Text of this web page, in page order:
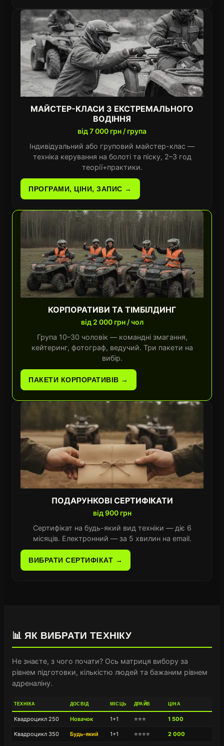
МАЙСТЕР-КЛАСИ З ЕКСТРЕМАЛЬНОГО
ВОДІННЯ
від 7 000 грн / група
Індивідуальний або груповий майстер-клас —
техніка керування на болоті та піску, 2–3 год
теорії+практики.
ПРОГРАМИ, ЦІНИ, ЗАПИС →
КОРПОРАТИВИ ТА ТІМБІЛДИНГ
від 2 000 грн / чол
Група 10–30 чоловік — командні змагання,
кейтеринг, фотограф, ведучий. Три пакети на
вибір.
ПАКЕТИ КОРПОРАТИВІВ →
ПОДАРУНКОВІ СЕРТИФІКАТИ
від 900 грн
Сертифікат на будь-який вид техніки — діє 6
місяців. Електронний — за 5 хвилин на email.
ВИБРАТИ СЕРТИФІКАТ →
📊 ЯК ВИБРАТИ ТЕХНІКУ
Не знаєте, з чого почати? Ось матриця вибору за
рівнем підготовки, кількістю людей та бажаним рівнем
адреналіну.
ТЕХНІКА ДОСВІД МІСЦЬ ДРАЙВ ЦІНА
Квадроцикл 250 Новачок 1+1 ⭐⭐⭐ 1 500
Квадроцикл 350 Будь-який 1+1 ⭐⭐⭐⭐ 2 000